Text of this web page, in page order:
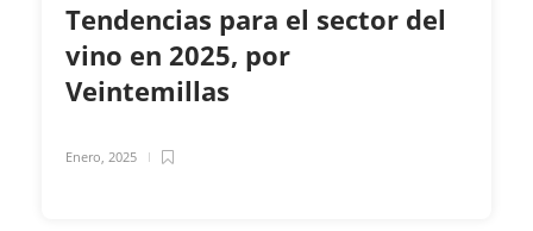
Tendencias para el sector del
vino en 2025, por
Veintemillas
Enero, 2025